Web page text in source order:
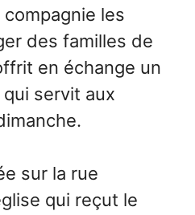
compagnie les
des familles de
en échange un
servit aux
sur la rue
qui reçut le